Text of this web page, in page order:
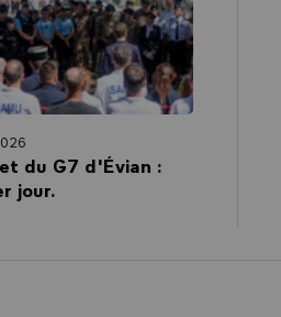
du G7 d'Évian :
jour.